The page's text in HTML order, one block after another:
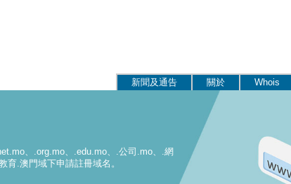
Whois
關於
新聞及通告
、.org.mo、.edu.mo、.公司.mo、.網
.澳門域下申請註冊域名。